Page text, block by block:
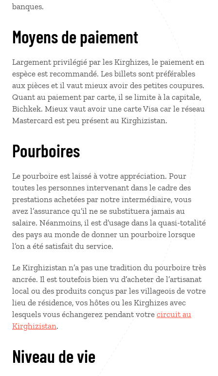
banques.
Moyens de paiement
Largement privilégié par les Kirghizes, le paiement en
espèce est recommandé. Les billets sont préférables
aux pièces et il vaut mieux avoir des petites coupures.
Quant au paiement par carte, il se limite à la capitale,
Bichkek. Mieux vaut avoir une carte Visa car le réseau
Mastercard est peu présent au Kirghizistan.
Pourboires
Le pourboire est laissé à votre appréciation. Pour
toutes les personnes intervenant dans le cadre des
prestations achetées par notre intermédiaire, vous
avez l’assurance qu’il ne se substituera jamais au
salaire. Néanmoins, il est d’usage dans la quasi-totalité
des pays au monde de donner un pourboire lorsque
l’on a été satisfait du service.
Le Kirghizistan n’a pas une tradition du pourboire très
ancrée. Il est toutefois bien vu d’acheter de l’artisanat
local ou des produits conçus par les villageois de votre
lieu de résidence, vos hôtes ou les Kirghizes avec
lesquels vous échangerez pendant votre circuit au
Kirghizistan.
Niveau de vie